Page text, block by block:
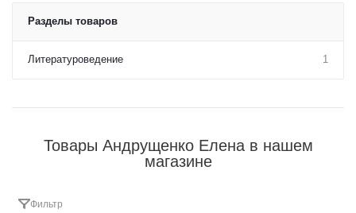
Разделы товаров
Литературоведение 1
Товары Андрущенко Елена в нашем
магазине
Фильтр